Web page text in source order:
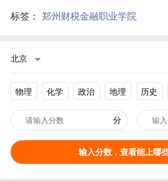
标签： 郑州财税金融职业学院
北京
物理 化学 政治 地理 历史
分
输入分数，查看能上哪